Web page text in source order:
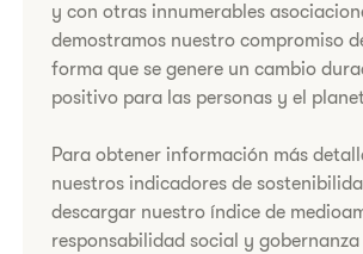
y con otras innumerables
demostramos nuestro compromiso
forma que se genere un cambio
positivo para las personas y el
Para obtener información más
nuestros indicadores de
descargar nuestro índice de
responsabilidad social y gobernanza